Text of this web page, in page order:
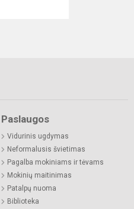
Paslaugos
Vidurinis ugdymas
Neformalusis švietimas
Pagalba mokiniams ir tėvams
Mokinių maitinimas
Patalpų nuoma
Biblioteka